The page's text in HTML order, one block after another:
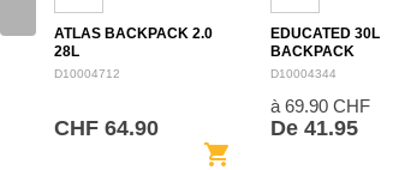
ATLAS BACKPACK 2.0
28L
D10004712
CHF 64.90
shopping_cart
EDUCATED 30L
BACKPACK
D10004344
à 69.90 CHF
De 41.95